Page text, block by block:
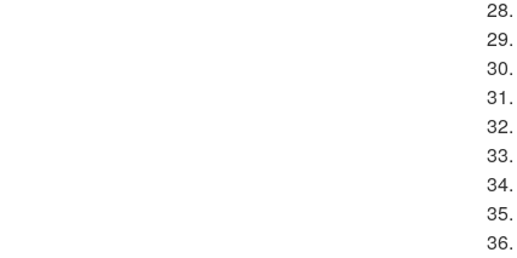
28.
29.
30.
31.
32.
33.
34.
35.
36.